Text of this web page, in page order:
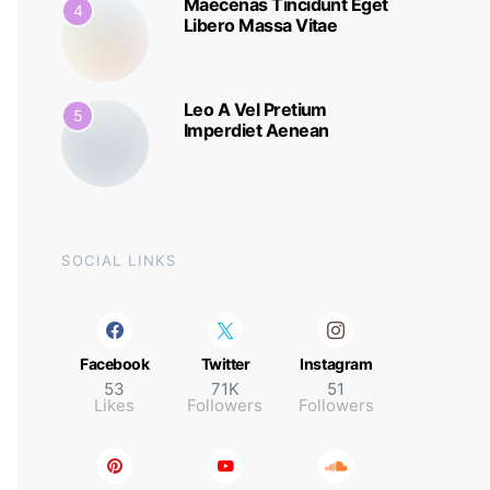
4
Maecenas Tincidunt Eget
Libero Massa Vitae
5
Leo A Vel Pretium
Imperdiet Aenean
SOCIAL LINKS
Facebook
53
Likes
Twitter
71K
Followers
Instagram
51
Followers